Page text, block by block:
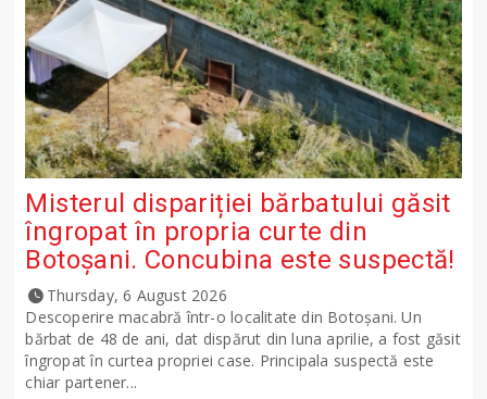
Misterul dispariției bărbatului găsit
îngropat în propria curte din
Botoșani. Concubina este suspectă!
Thursday, 6 August 2026
Descoperire macabră într-o localitate din Botoșani. Un
bărbat de 48 de ani, dat dispărut din luna aprilie, a fost găsit
îngropat în curtea propriei case. Principala suspectă este
chiar partener...